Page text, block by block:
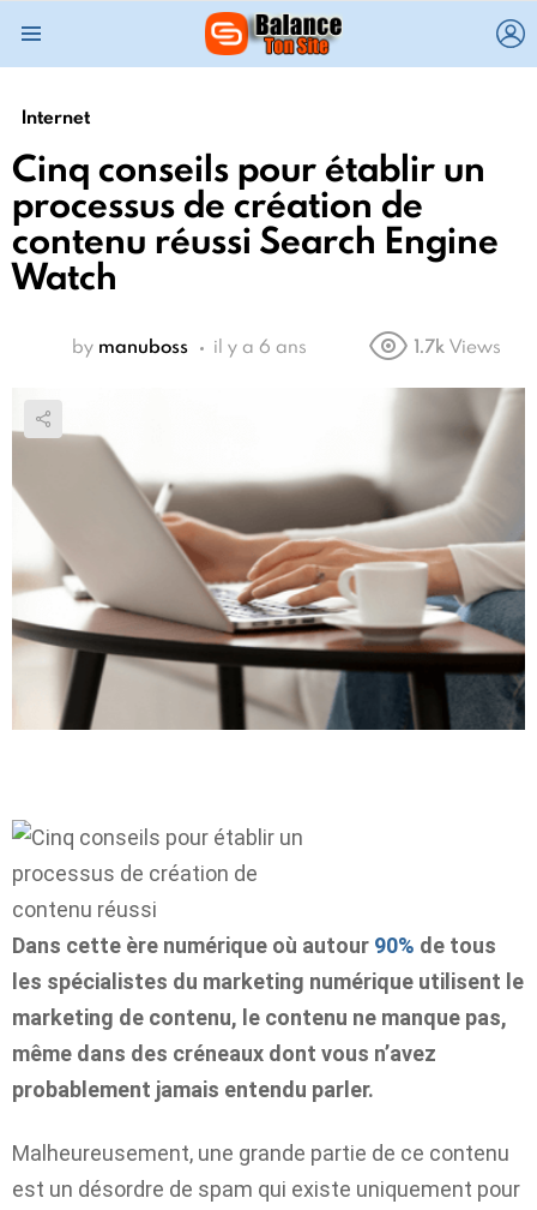
Internet
Cinq conseils pour établir un
processus de création de
contenu réussi Search Engine
Watch
by manuboss il y a 6 ans 1.7k Views
Dans cette ère numérique où autour 90% de tous
les spécialistes du marketing numérique utilisent le
marketing de contenu, le contenu ne manque pas,
même dans des créneaux dont vous n’avez
probablement jamais entendu parler.
Malheureusement, une grande partie de ce contenu
est un désordre de spam qui existe uniquement pour